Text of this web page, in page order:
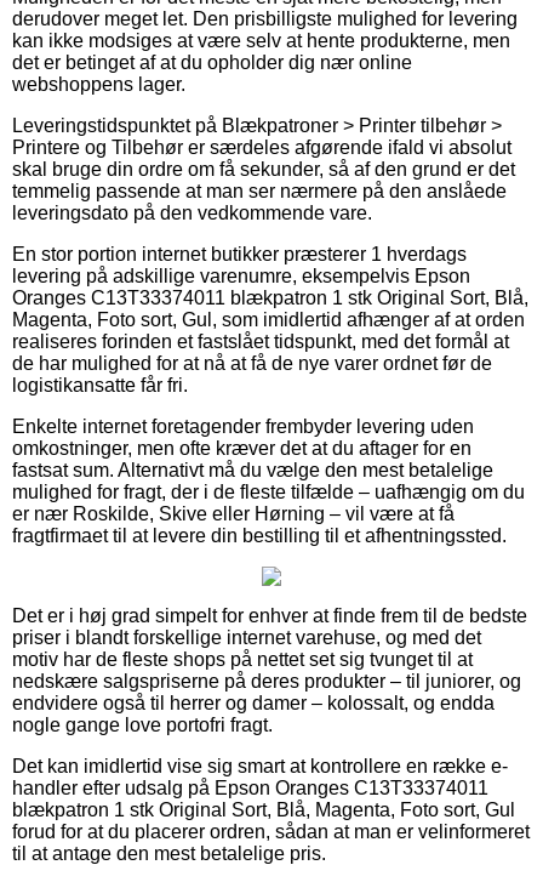
derudover meget let. Den prisbilligste mulighed for levering
kan ikke modsiges at være selv at hente produkterne, men
det er betinget af at du opholder dig nær online
webshoppens lager.
Leveringstidspunktet på Blækpatroner > Printer tilbehør >
Printere og Tilbehør er særdeles afgørende ifald vi absolut
skal bruge din ordre om få sekunder, så af den grund er det
temmelig passende at man ser nærmere på den anslåede
leveringsdato på den vedkommende vare.
En stor portion internet butikker præsterer 1 hverdags
levering på adskillige varenumre, eksempelvis Epson
Oranges C13T33374011 blækpatron 1 stk Original Sort, Blå,
Magenta, Foto sort, Gul, som imidlertid afhænger af at orden
realiseres forinden et fastslået tidspunkt, med det formål at
de har mulighed for at nå at få de nye varer ordnet før de
logistikansatte får fri.
Enkelte internet foretagender frembyder levering uden
omkostninger, men ofte kræver det at du aftager for en
fastsat sum. Alternativt må du vælge den mest betalelige
mulighed for fragt, der i de fleste tilfælde – uafhængig om du
er nær Roskilde, Skive eller Hørning – vil være at få
fragtfirmaet til at levere din bestilling til et afhentningssted.
Det er i høj grad simpelt for enhver at finde frem til de bedste
priser i blandt forskellige internet varehuse, og med det
motiv har de fleste shops på nettet set sig tvunget til at
nedskære salgspriserne på deres produkter – til juniorer, og
endvidere også til herrer og damer – kolossalt, og endda
nogle gange love portofri fragt.
Det kan imidlertid vise sig smart at kontrollere en række e-
handler efter udsalg på Epson Oranges C13T33374011
blækpatron 1 stk Original Sort, Blå, Magenta, Foto sort, Gul
forud for at du placerer ordren, sådan at man er velinformeret
til at antage den mest betalelige pris.